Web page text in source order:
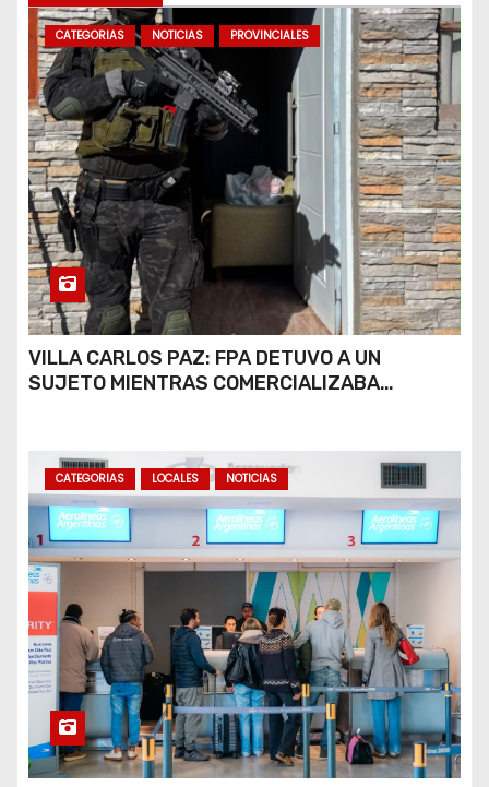
CATEGORIAS NOTICIAS PROVINCIALES
VILLA CARLOS PAZ: FPA DETUVO A UN
SUJETO MIENTRAS COMERCIALIZABA
CATEGORIAS LOCALES NOTICIAS